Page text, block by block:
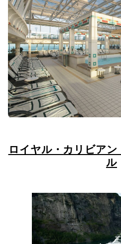
ロイヤル・カリビア
ル